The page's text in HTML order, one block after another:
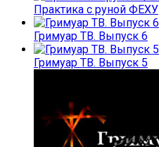
Практика с руной ФЕХУ
Гримуар ТВ. Выпуск 6
Гримуар ТВ. Выпуск 5